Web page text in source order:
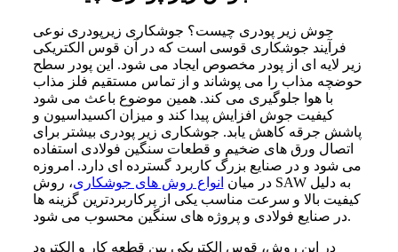
جوش زیر پودری چیست؟ جوشکاری زیرپودری نوعی
فرآیند جوشکاری قوسی است که در آن قوس الکتریکی
زیر لایه ای از پودر مخصوص ایجاد می شود. این پودر سطح
حوضچه مذاب را می پوشاند و از تماس مستقیم فلز مذاب
با هوا جلوگیری می کند. همین موضوع باعث می شود
کیفیت جوش افزایش پیدا کند و میزان اکسیداسیون و
پاشش جرقه کاهش یابد. جوشکاری زیر پودری بیشتر برای
اتصال ورق های ضخیم و قطعات سنگین فولادی استفاده
می شود و در صنایع بزرگ کاربرد گسترده ای دارد. امروزه
در میان انواع روش های جوشکاری، روش SAW به دلیل
کیفیت بالا و سرعت مناسب یکی از پرکاربردترین گزینه ها
در صنایع فولادی و پروژه های سنگین محسوب می شود.
در این روش، قوس الکتریکی بین قطعه کار و الکترود